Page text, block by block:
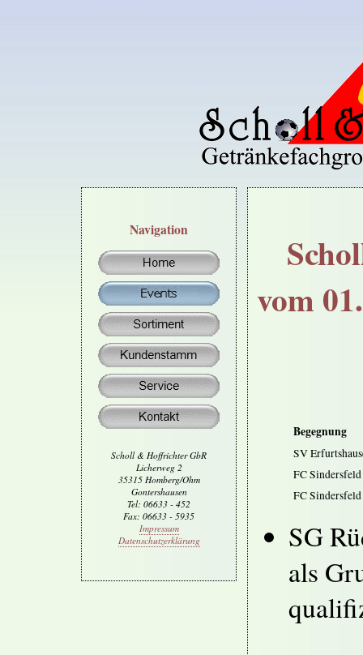
Navigation
Scholl & Hoffrichter GbR
Licherweg 2
35315 Homberg/Ohm
Gontershausen
Tel: 06633 - 452
Fax: 06633 - 5935
Impressum
Datenschutzerklärung
vom
Begegnung
SV
FC
FC
SG
als